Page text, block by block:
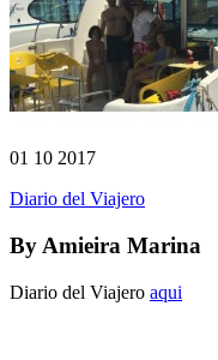
01 10 2017
Diario del Viajero
By Amieira Marina
Diario del Viajero aqui